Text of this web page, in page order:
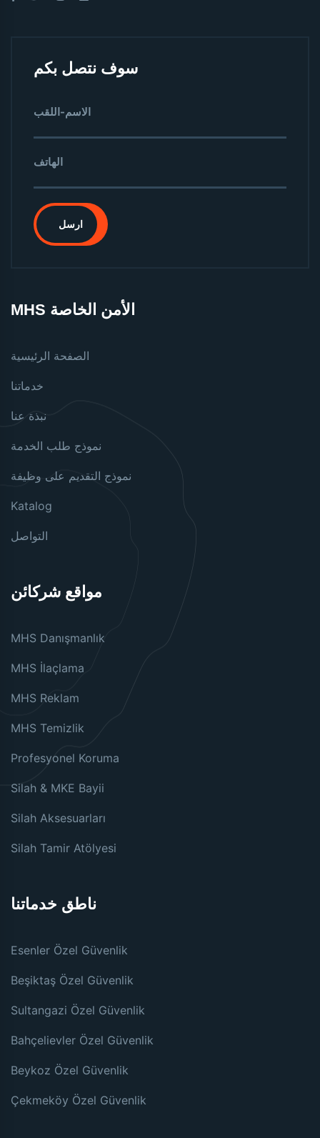
سوف نتصل بكم
ارسل
MHS الأمن الخاصة
الصفحة الرئيسية
خدماتنا
نبذة عنا
نموذج طلب الخدمة
نموذج التقديم على وظيفة
Katalog
التواصل
مواقع شركائن
MHS Danışmanlık
MHS İlaçlama
MHS Reklam
MHS Temizlik
Profesyonel Koruma
Silah & MKE Bayii
Silah Aksesuarları
Silah Tamir Atölyesi
ناطق خدماتنا
Esenler Özel Güvenlik
Beşiktaş Özel Güvenlik
Sultangazi Özel Güvenlik
Bahçelievler Özel Güvenlik
Beykoz Özel Güvenlik
Çekmeköy Özel Güvenlik